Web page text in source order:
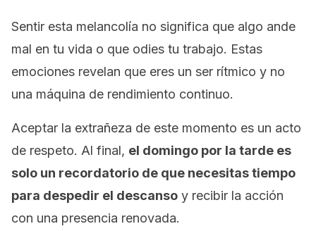
Sentir esta melancolía no significa que algo ande
mal en tu vida o que odies tu trabajo. Estas
emociones revelan que eres un ser rítmico y no
una máquina de rendimiento continuo.
Aceptar la extrañeza de este momento es un acto
de respeto. Al final, el domingo por la tarde es
solo un recordatorio de que necesitas tiempo
para despedir el descanso y recibir la acción
con una presencia renovada.